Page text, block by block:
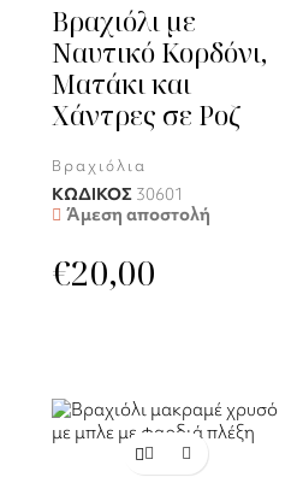
Βραχιόλι με
Ναυτικό Κορδόνι,
Ματάκι και
Χάντρες σε Ροζ
Βραχιόλια
ΚΩΔΙΚΟΣ 30601
Άμεση αποστολή
€20,00